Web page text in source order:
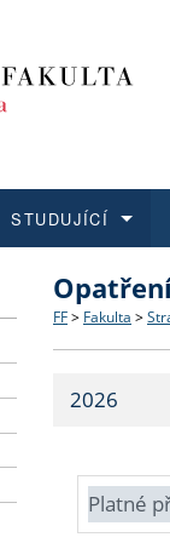
Struktura
Strategie
Fakultní
Co
Učitelské
STUDUJÍCÍ
O vědě a
Aktuální
FF > Fakulta >
2026
Platné